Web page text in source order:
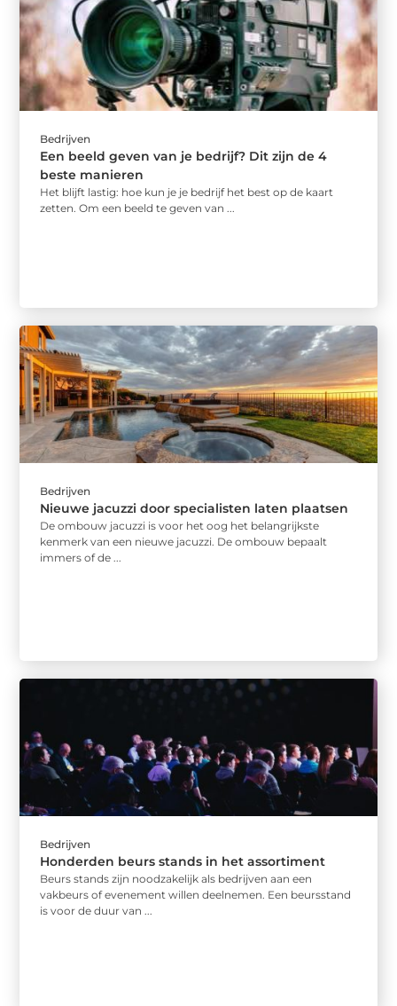
Bedrijven
Een beeld geven van je bedrijf? Dit zijn de 4
beste manieren
Het blijft lastig: hoe kun je je bedrijf het best op de kaart
zetten. Om een beeld te geven van ...
Bedrijven
Nieuwe jacuzzi door specialisten laten plaatsen
De ombouw jacuzzi is voor het oog het belangrijkste
kenmerk van een nieuwe jacuzzi. De ombouw bepaalt
immers of de ...
Bedrijven
Honderden beurs stands in het assortiment
Beurs stands zijn noodzakelijk als bedrijven aan een
vakbeurs of evenement willen deelnemen. Een beursstand
is voor de duur van ...